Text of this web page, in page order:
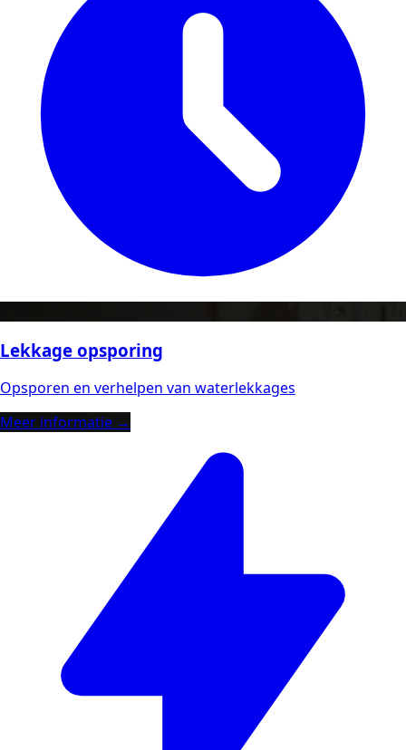
Lekkage opsporing
Opsporen en verhelpen van waterlekkages
Meer informatie →